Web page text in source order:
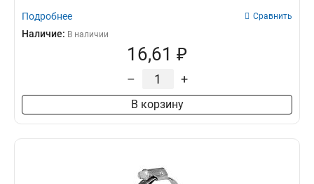
Подробнее Сравнить
Наличие: В наличии
16,61 ₽
– +
В корзину